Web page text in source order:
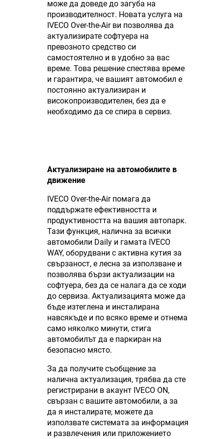
може да доведе до загуба на
производителност. Новата услуга на
IVECO Over-the-Air ви позволява да
актуализирате софтуера на
превозното средство си
самостоятелно и в удобно за вас
време. Това решение спестява време
и гарантира, че вашият автомобил е
постоянно актуализиран и
високопроизводителен, без да е
необходимо да се спира в сервиз.
Актуализиране на автомобилите в
движение
IVECO Over-the-Air помага да
поддържате ефективността и
продуктивността на вашия автопарк.
Тази функция, налична за всички
автомобили Daily и гамата IVECO
WAY, оборудвани с активна кутия за
свързаност, е лесна за използване и
позволява бързи актуализации на
софтуера, без да се налага да се ходи
до сервиза. Актуализацията може да
бъде изтеглена и инсталирана
навсякъде и по всяко време и отнема
само няколко минути, стига
автомобилът да е паркиран на
безопасно място.
За да получите съобщение за
налична актуализация, трябва да сте
регистрирани в акаунт IVECO ON,
свързан с вашите автомобили, а за
да я инсталирате, можете да
използвате системата за информация
и развлечения или приложението